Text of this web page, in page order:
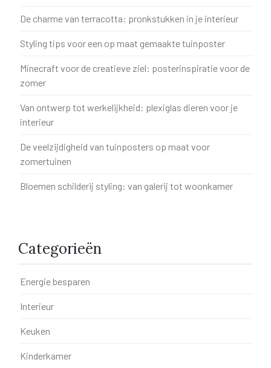
De charme van terracotta: pronkstukken in je interieur
Styling tips voor een op maat gemaakte tuinposter
Minecraft voor de creatieve ziel: posterinspiratie voor de
zomer
Van ontwerp tot werkelijkheid: plexiglas dieren voor je
interieur
De veelzijdigheid van tuinposters op maat voor
zomertuinen
Bloemen schilderij styling: van galerij tot woonkamer
Categorieën
Energie besparen
Interieur
Keuken
Kinderkamer